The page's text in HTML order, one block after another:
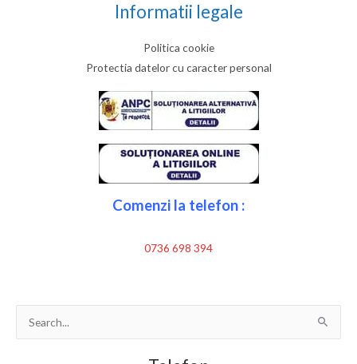
Informatii legale
Politica cookie
Protectia datelor cu caracter personal
Comenzi la telefon :
0736 698 394
Search